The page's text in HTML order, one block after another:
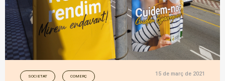
SOCIETAT COMERÇ 15 de març de 2021